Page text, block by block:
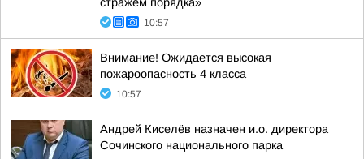
10:57
Внимание! Ожидается высокая
пожароопасность 4 класса
10:57
Андрей Киселёв назначен и.о. директора
Сочинского национального парка